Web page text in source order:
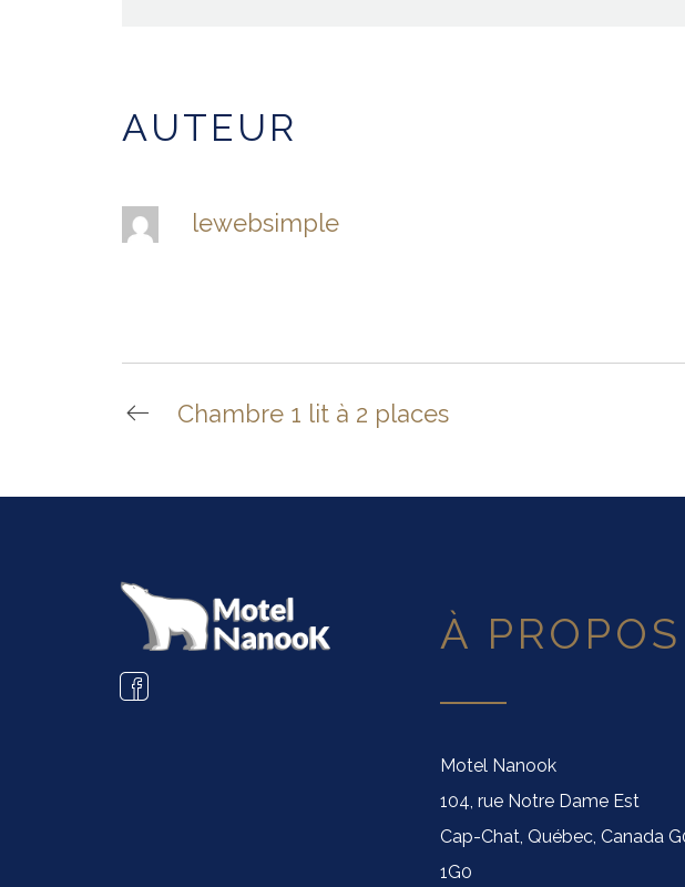
AUTEUR
lewebsimple
Chambre 1 lit à 2 places
À PROPOS
Motel Nanook
104, rue Notre Dame Est
Cap-Chat, Québec, Canada
1G0